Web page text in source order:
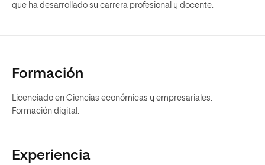
que ha desarrollado su carrera profesional y docente.
Formación
Licenciado en Ciencias económicas y empresariales.
Formación digital.
Experiencia